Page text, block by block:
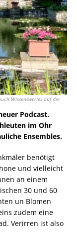
Wissenswertes auf die
Podcast.
im Ohr
Ensembles.
benötigt
und vielleicht
an einem
30 und 60
un Blomen
zudem eine
Verirren ist also